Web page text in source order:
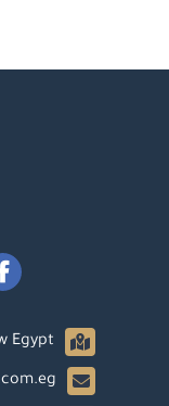
Egypt